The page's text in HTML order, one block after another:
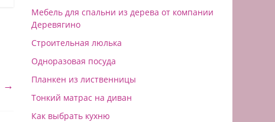
→
Мебель для спальни из дерева от компании
Деревягино
Строительная люлька
Одноразовая посуда
Планкен из лиственницы
Тонкий матрас на диван
Как выбрать кухню